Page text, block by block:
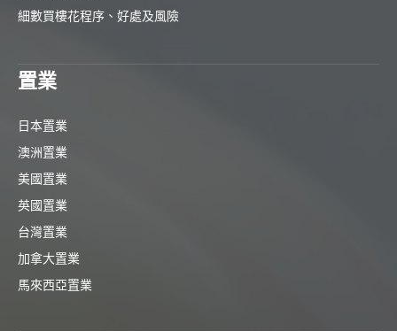
細數買樓花程序、好處及風險
置業
日本置業
澳洲置業
美國置業
英國置業
台灣置業
加拿大置業
馬來西亞置業